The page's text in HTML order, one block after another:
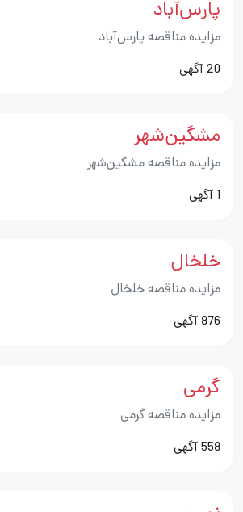
پارس‌آباد
مزایده مناقصه پارس‌آباد
20 آگهی
مشگین‌شهر
مزایده مناقصه مشگین‌شهر
1 آگهی
خلخال
مزایده مناقصه خلخال
876 آگهی
گرمی
مزایده مناقصه گرمی
558 آگهی